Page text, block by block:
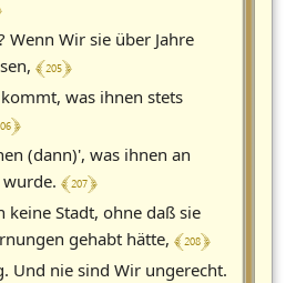
Wenn Wir sie über Jahre
﴾ 205 ﴿
was ihnen stets
﴾
(dann)', was ihnen an
﴾ 207 ﴿
keine Stadt, ohne daß sie
gehabt hätte, ﴾ 208 ﴿
Und nie sind Wir ungerecht.